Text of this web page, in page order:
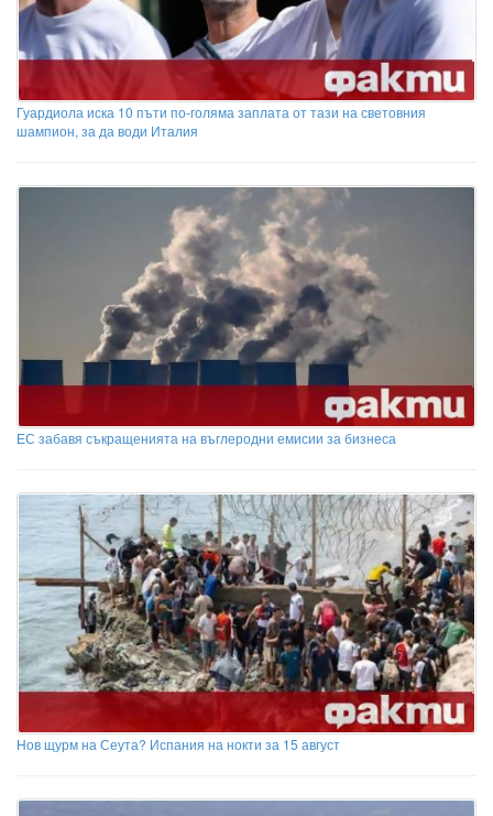
Гуардиола иска 10 пъти по-голяма заплата от тази на световния
шампион, за да води Италия
ЕС забавя съкращенията на въглеродни емисии за бизнеса
Нов щурм на Сеута? Испания на нокти за 15 август